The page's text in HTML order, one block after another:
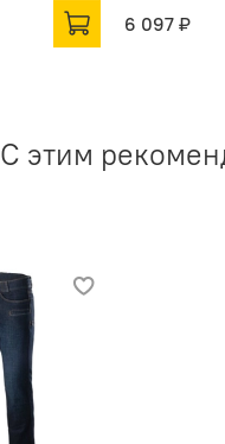
6 097 ₽
С этим